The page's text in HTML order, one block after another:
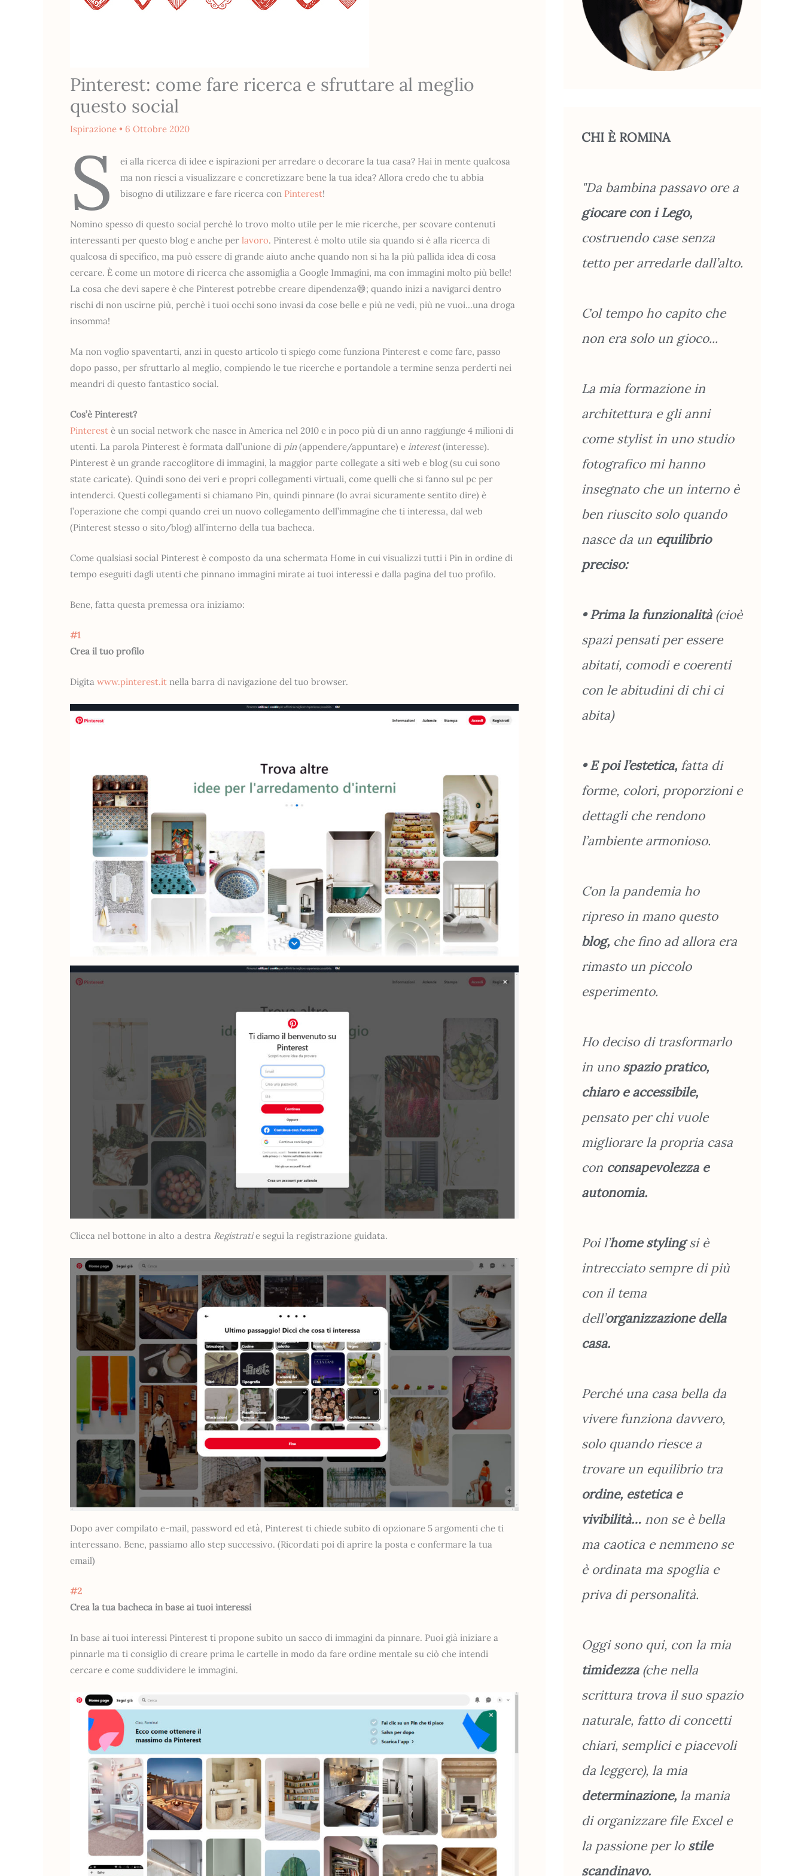
Pinterest: come fare ricerca e sfruttare al meglio
questo social
Ispirazione • 6 Ottobre 2020
S
ei alla ricerca di idee e ispirazioni per arredare o decorare la tua casa? Hai in mente qualcosa
ma non riesci a visualizzare e concretizzare bene la tua idea? Allora credo che tu abbia
bisogno di utilizzare e fare ricerca con Pinterest!
Nomino spesso di questo social perchè lo trovo molto utile per le mie ricerche, per scovare contenuti
interessanti per questo blog e anche per lavoro. Pinterest è molto utile sia quando si è alla ricerca di
qualcosa di specifico, ma può essere di grande aiuto anche quando non si ha la più pallida idea di cosa
cercare. È come un motore di ricerca che assomiglia a Google Immagini, ma con immagini molto più belle!
La cosa che devi sapere è che Pinterest potrebbe creare dipendenza😅; quando inizi a navigarci dentro
rischi di non uscirne più, perchè i tuoi occhi sono invasi da cose belle e più ne vedi, più ne vuoi…una droga
insomma!
Ma non voglio spaventarti, anzi in questo articolo ti spiego come funziona Pinterest e come fare, passo
dopo passo, per sfruttarlo al meglio, compiendo le tue ricerche e portandole a termine senza perderti nei
meandri di questo fantastico social.
Cos’è Pinterest?
Pinterest è un social network che nasce in America nel 2010 e in poco più di un anno raggiunge 4 milioni di
utenti. La parola Pinterest è formata dall’unione di pin (appendere/appuntare) e interest(interesse).
Pinterest è un grande raccoglitore di immagini, la maggior parte collegate a siti web e blog (su cui sono
state caricate). Quindi sono dei veri e propri collegamenti virtuali, come quelli che si fanno sul pc per
intenderci. Questi collegamenti si chiamano Pin, quindi pinnare (lo avrai sicuramente sentito dire) è
l’operazione che compi quando crei un nuovo collegamento dell’immagine che ti interessa, dal web
(Pinterest stesso o sito/blog) all’interno della tua bacheca.
Come qualsiasi social Pinterest è composto da una schermata Home in cui visualizzi tutti i Pin in ordine di
tempo eseguiti dagli utenti che pinnano immagini mirate ai tuoi interessi e dalla pagina del tuo profilo.
Bene, fatta questa premessa ora iniziamo:
#1
Crea il tuo profilo
Digita www.pinterest.it nella barra di navigazione del tuo browser.
Clicca nel bottone in alto a destra Registratie segui la registrazione guidata.
Dopo aver compilato e-mail, password ed età, Pinterest ti chiede subito di opzionare 5 argomenti che ti
interessano. Bene, passiamo allo step successivo. (Ricordati poi di aprire la posta e confermare la tua
email)
#2
Crea la tua bacheca in base ai tuoi interessi
In base ai tuoi interessi Pinterest ti propone subito un sacco di immagini da pinnare. Puoi già iniziare a
pinnarle ma ti consiglio di creare prima le cartelle in modo da fare ordine mentale su ciò che intendi
cercare e come suddividere le immagini.
CHI È ROMINA
"Da bambina passavo ore a
giocare con i Lego,
costruendo case senza
tetto per arredarle dall’alto.
Col tempo ho capito che
non era solo un gioco...
La mia formazione in
architettura e gli anni
come stylist in uno studio
fotografico mi hanno
insegnato che un interno è
ben riuscito solo quando
nasce da un equilibrio
preciso:
• Prima la funzionalità(cioè
spazi pensati per essere
abitati, comodi e coerenti
con le abitudini di chi ci
abita)
• E poi l’estetica, fatta di
forme, colori, proporzioni e
dettagli che rendono
l’ambiente armonioso.
Con la pandemia ho
ripreso in mano questo
blog, che fino ad allora era
rimasto un piccolo
esperimento.
Ho deciso di trasformarlo
in unospazio pratico,
chiaro e accessibile,
pensato per chi vuole
migliorare la propria casa
con consapevolezza e
autonomia.
Poi l’home stylingsi è
intrecciato sempre di più
con il tema
dell’organizzazione della
casa.
Perché una casa bella da
vivere funziona davvero,
solo quando riesce a
trovare un equilibrio tra
ordine, estetica e
vivibilità… non se è bella
ma caotica e nemmeno se
è ordinata ma spoglia e
priva di personalità.
Oggi sono qui, con la mia
timidezza (che nella
scrittura trova il suo spazio
naturale, fatto di concetti
chiari, semplici e piacevoli
da leggere), la mia
determinazione, la mania
di organizzare file Excel e
la passione per lo stile
scandinavo.